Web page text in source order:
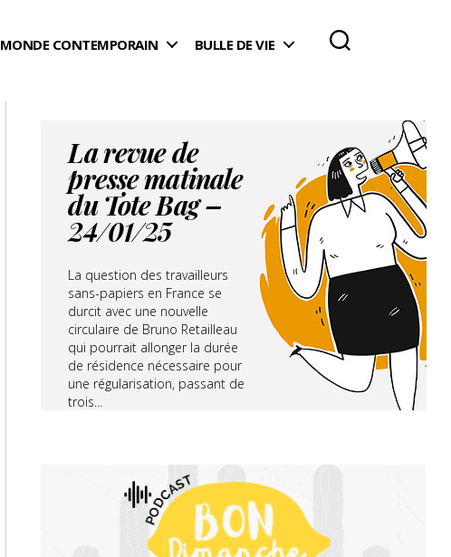
MONDE CONTEMPORAIN BULLE DE VIE
La revue de
presse matinale
du Tote Bag –
24/01/25
La question des travailleurs
sans-papiers en France se
durcit avec une nouvelle
circulaire de Bruno Retailleau
qui pourrait allonger la durée
de résidence nécessaire pour
une régularisation, passant de
trois...